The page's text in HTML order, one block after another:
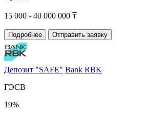
15 000 - 40 000 000 ₸
Подробнее Отправить заявку
Депозит "SAFE" Bank RBK
ГЭСВ
19%